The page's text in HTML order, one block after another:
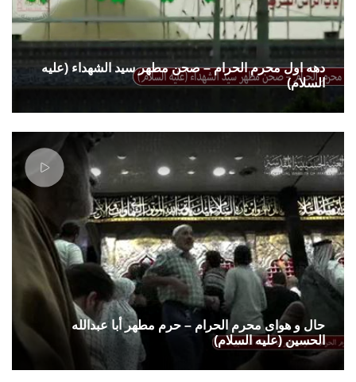
دهه اول محرم الحرام – صحن مطهر سید الشهداء (علیه
السلام)
حال و هوای محرم الحرام – حرم مطهر أبا عبدالله
الحسین (علیه السلام)